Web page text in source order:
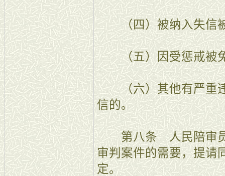
（四）被纳入失信被
（五）因受惩戒被免
（六）其他有严重违
信的。
第八条 人民陪审员
审判案件的需要，提请
定。